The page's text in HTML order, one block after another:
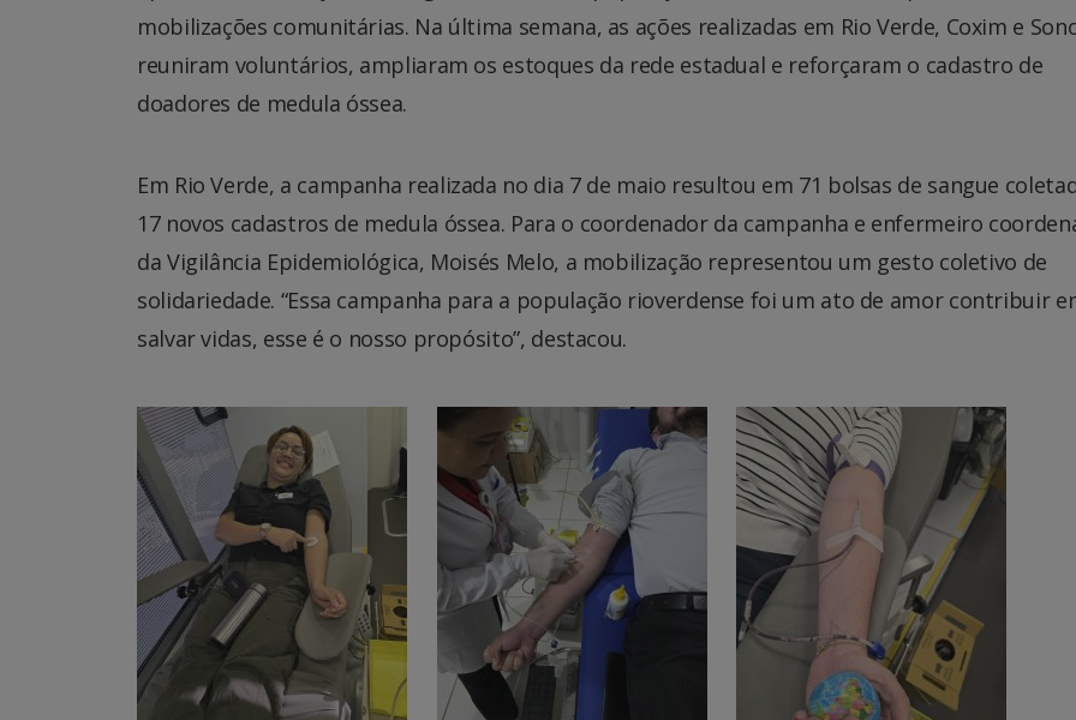
mobilizações comunitárias. Na última semana, as ações realizadas em Rio Verde, Coxim e
reuniram voluntários, ampliaram os estoques da rede estadual e reforçaram o cadastro de
doadores de medula óssea.
Em Rio Verde, a campanha realizada no dia 7 de maio resultou em 71 bolsas de sangue
17 novos cadastros de medula óssea. Para o coordenador da campanha e enfermeiro
da Vigilância Epidemiológica, Moisés Melo, a mobilização representou um gesto coletivo de
solidariedade. “Essa campanha para a população rioverdense foi um ato de amor contribuir
salvar vidas, esse é o nosso propósito”, destacou.